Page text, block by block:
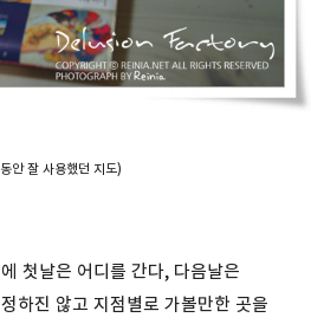
안 잘 사용했던 지도)
첫날은 어디를 간다, 다음날은
하진 않고 지점별로 가볼만한 곳을